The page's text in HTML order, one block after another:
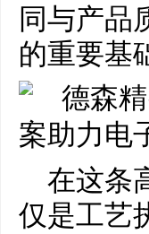
同与产品
的重要基
在这条
仅是工艺